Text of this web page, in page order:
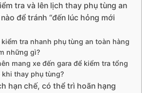
tra và lên lịch thay phụ tùng an
để tránh “đến lúc hỏng mới
tra nhanh phụ tùng an toàn hàng
những gì?
mang xe đến gara để kiểm tra tổng
thay phụ tùng?
hạn chế, có thể trì hoãn hạng